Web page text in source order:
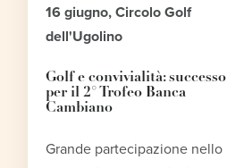
16 giugno, Circolo Golf
dell'Ugolino
Golf e convivialità: successo
per il 2° Trofeo Banca
Cambiano
Grande partecipazione nello